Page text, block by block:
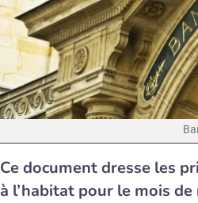
Ce document dresse les
à l’habitat pour le mois